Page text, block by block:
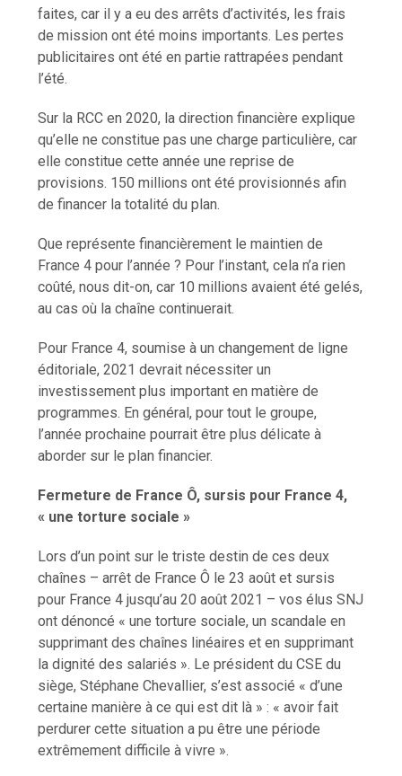
faites, car il y a eu des arrêts d’activités, les frais
de mission ont été moins importants. Les pertes
publicitaires ont été en partie rattrapées pendant
l’été.
Sur la RCC en 2020, la direction financière explique
qu’elle ne constitue pas une charge particulière, car
elle constitue cette année une reprise de
provisions. 150 millions ont été provisionnés afin
de financer la totalité du plan.
Que représente financièrement le maintien de
France 4 pour l’année ? Pour l’instant, cela n’a rien
coûté, nous dit-on, car 10 millions avaient été gelés,
au cas où la chaîne continuerait.
Pour France 4, soumise à un changement de ligne
éditoriale, 2021 devrait nécessiter un
investissement plus important en matière de
programmes. En général, pour tout le groupe,
l’année prochaine pourrait être plus délicate à
aborder sur le plan financier.
Fermeture de France Ô, sursis pour France 4,
« une torture sociale »
Lors d’un point sur le triste destin de ces deux
chaînes – arrêt de France Ô le 23 août et sursis
pour France 4 jusqu’au 20 août 2021 – vos élus SNJ
ont dénoncé « une torture sociale, un scandale en
supprimant des chaînes linéaires et en supprimant
la dignité des salariés ». Le président du CSE du
siège, Stéphane Chevallier, s’est associé « d’une
certaine manière à ce qui est dit là » : « avoir fait
perdurer cette situation a pu être une période
extrêmement difficile à vivre ».